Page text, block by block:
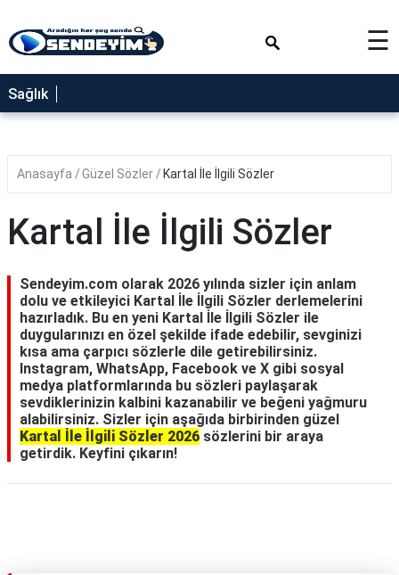
SAĞLIK
NEDİR
YEMEK
RÜYA
GEZİLECEK
YERLER
BLOG
☰
Sağlık
Anasayfa Güzel Sözler Kartal İle İlgili Sözler
Kartal İle İlgili Sözler
Sendeyim.com olarak 2026 yılında sizler için anlam
dolu ve etkileyici Kartal İle İlgili Sözler derlemelerini
hazırladık. Bu en yeni Kartal İle İlgili Sözler ile
duygularınızı en özel şekilde ifade edebilir, sevginizi
kısa ama çarpıcı sözlerle dile getirebilirsiniz.
Instagram, WhatsApp, Facebook ve X gibi sosyal
medya platformlarında bu sözleri paylaşarak
sevdiklerinizin kalbini kazanabilir ve beğeni yağmuru
alabilirsiniz. Sizler için aşağıda birbirinden güzel
Kartal İle İlgili Sözler 2026 sözlerini bir araya
getirdik. Keyfini çıkarın!